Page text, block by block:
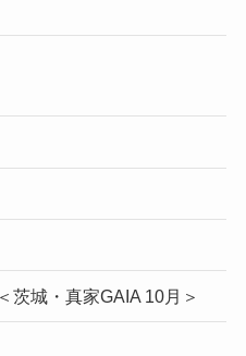
茨城・真家GAIA 10月＞